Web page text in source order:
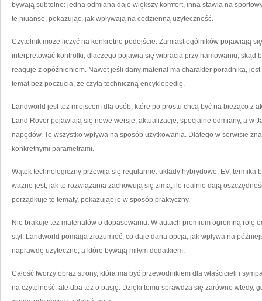
bywają subtelne: jedna odmiana daje większy komfort, inna stawia na
te niuanse, pokazując, jak wpływają na codzienną użyteczność.
Czytelnik może liczyć na konkretne podejście. Zamiast ogólników pojawiają
interpretować kontrolki; dlaczego pojawia się wibracja przy hamowaniu; skąd
reaguje z opóźnieniem. Nawet jeśli dany materiał ma charakter poradnika,
temat bez poczucia, że czyta techniczną encyklopedię.
Landworld jest też miejscem dla osób, które po prostu chcą być na bieżąco z
Land Rover pojawiają się nowe wersje, aktualizacje, specjalne odmiany, a w
napędów. To wszystko wpływa na sposób użytkowania. Dlatego w serwisie
konkretnymi parametrami.
Wątek technologiczny przewija się regularnie: układy hybrydowe, EV, termika
ważne jest, jak te rozwiązania zachowują się zimą, ile realnie dają
porządkuje te tematy, pokazując je w sposób praktyczny.
Nie brakuje też materiałów o dopasowaniu. W autach premium ogromną rolę
styl. Landworld pomaga zrozumieć, co daje dana opcja, jak wpływa na
naprawdę użyteczne, a które bywają miłym dodatkiem.
Całość tworzy obraz strony, która ma być przewodnikiem dla właścicieli i
na czytelność, ale dba też o pasję. Dzięki temu sprawdza się zarówno wtedy,